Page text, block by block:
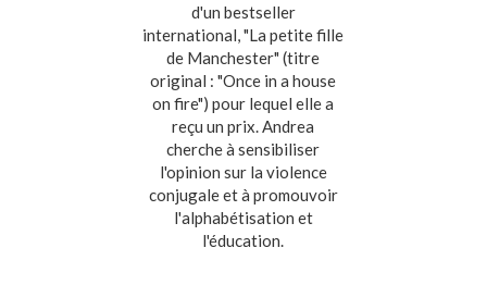
d'un bestseller
international, "La petite fille
de Manchester" (titre
original : "Once in a house
on fire") pour lequel elle a
reçu un prix. Andrea
cherche à sensibiliser
l'opinion sur la violence
conjugale et à promouvoir
l'alphabétisation et
l'éducation.